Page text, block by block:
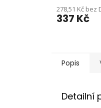
278,51 Kč bez
337 Kč
Popis
Detailní